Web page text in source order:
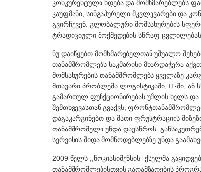
კონკურენტული ხდება და მომხმარებლებს
კაუფმანი, სინგაპურელი მკვლევარები და
გვირჩევენ. გლობალური მომსახურების
ტრადიციული მოქმედების სწრაფ ცვლილებას
ნუ დაიწყებთ მომხმარებელთან უშუალო
თანამშრომლებს საკმარისი მხარდაჭერა
მომსახურების თანამშრომლებს ყველაზე
მთავარი პრობლემა ლოგისტიკაში, IT-ში, ან
გამართულ ფუნქციონირებას უშლის ხელს და
შემთხვევასთან გვაქვს,
დაგაკარგინებთ და მათი ფრუსტრაციის
თანამშრომელი უნდა დაესწროს.
სერვისის შიდა მომწოდებლებზე უნდა
2009 წელს ,,ნოკიასიმენსის” ქსელმა
თანამშრომლებისთვის გადამზადების